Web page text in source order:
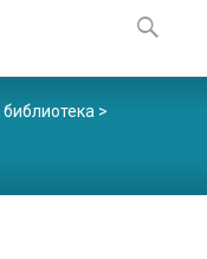
to
content
Найти:
>